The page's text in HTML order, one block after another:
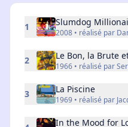
1 Slumdog
2008 • réalisé par
2 Le Bon, la Brute
1966 • réalisé par
3 La Piscine
1969 • réalisé par
In the Mood for